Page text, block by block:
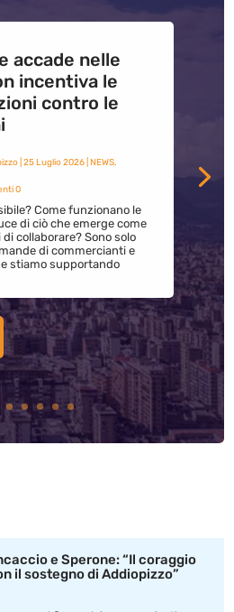
accade nelle
incentiva le
contro le
| 25 Luglio 2026| NEWS,
0
Come funzionano le
di ciò che emerge come
collaborare? Sono solo
di commercianti e
stiamo supportando
e Sperone: “Il coraggio
il sostegno di Addiopizzo”